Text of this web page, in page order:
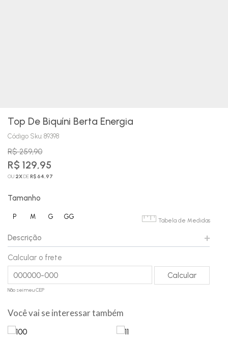
Top De Biquíni Berta Energia
Código Sku: 89398
R$ 259,90
R$ 129,95
OU 2XDER$ 64,97
Tamanho
P M G GG
Tabela de Medidas
Descrição
Calcular o frete
Não sei meu CEP
Você vai se interessar também